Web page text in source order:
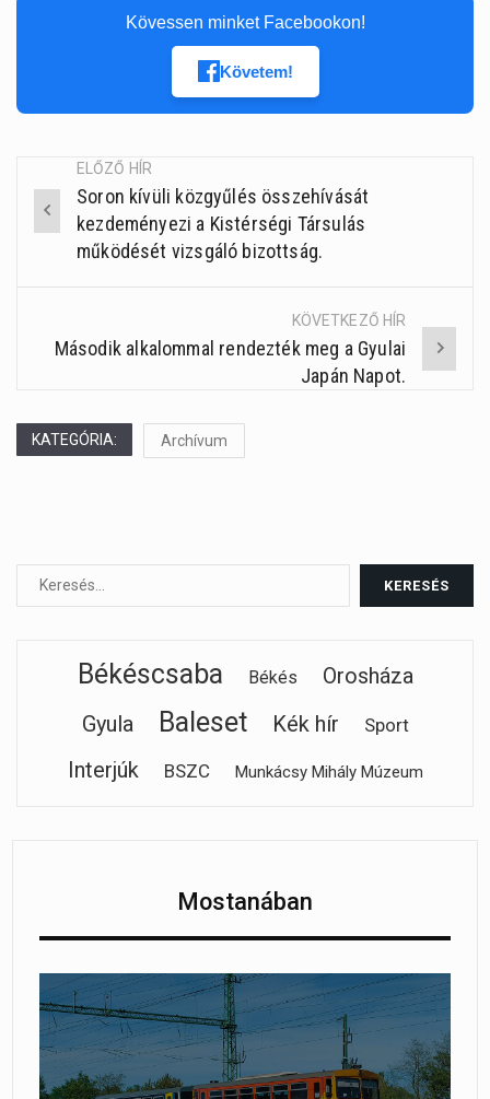
Kövessen minket Facebookon!
Követem!
Post
navigation
ELŐZŐ HÍR
Soron kívüli közgyűlés összehívását
kezdeményezi a Kistérségi Társulás
működését vizsgáló bizottság.
KÖVETKEZŐ HÍR
Második alkalommal rendezték meg a Gyulai
Japán Napot.
KATEGÓRIA: Archívum
Békéscsaba Békés
Orosháza
Gyula
Baleset Kék hír Sport
Interjúk BSZC Munkácsy Mihály Múzeum
Mostanában